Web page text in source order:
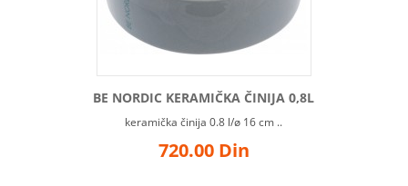
BE NORDIC KERAMIČKA ČINIJA 0,8L
keramička činija 0.8 l/ø 16 cm ..
720.00 Din